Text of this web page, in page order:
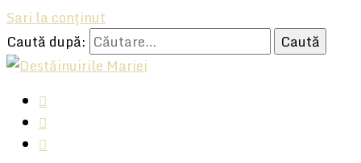
Sari la conținut
Caută după:
Destăinuirile Mariei
Hai, să ne ascultăm, avem multe să ne spunem!